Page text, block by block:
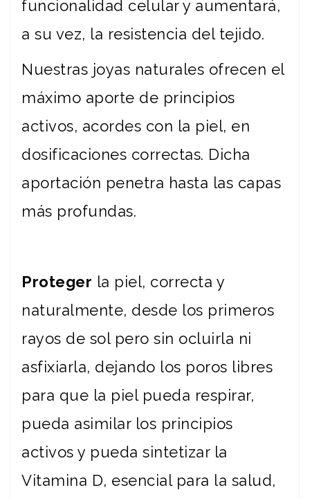
funcionalidad celular y aumentará,
a su vez, la resistencia del tejido.
Nuestras joyas naturales ofrecen el
máximo aporte de principios
activos, acordes con la piel, en
dosificaciones correctas. Dicha
aportación penetra hasta las capas
más profundas.
Proteger la piel, correcta y
naturalmente, desde los primeros
rayos de sol pero sin ocluirla ni
asfixiarla, dejando los poros libres
para que la piel pueda respirar,
pueda asimilar los principios
activos y pueda sintetizar la
Vitamina D, esencial para la salud,